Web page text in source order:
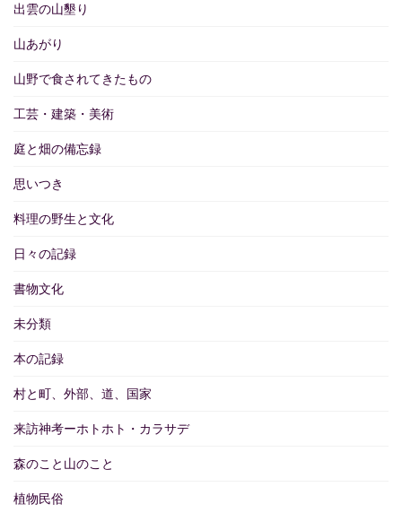
出雲の山墾り
山あがり
山野で食されてきたもの
工芸・建築・美術
庭と畑の備忘録
思いつき
料理の野生と文化
日々の記録
書物文化
未分類
本の記録
村と町、外部、道、国家
来訪神考ーホトホト・カラサデ
森のこと山のこと
植物民俗